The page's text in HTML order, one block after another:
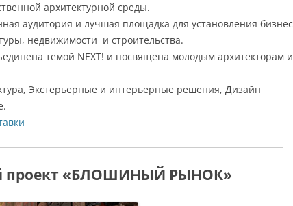
архитектурной среды.
аудитория и лучшая площадка для установления бизнес
недвижимости и строительства.
темой NEXT! и посвящена молодым архитекторам и
Экстерьерные и интерьерные решения, Дизайн
проект «БЛОШИНЫЙ РЫНОК»